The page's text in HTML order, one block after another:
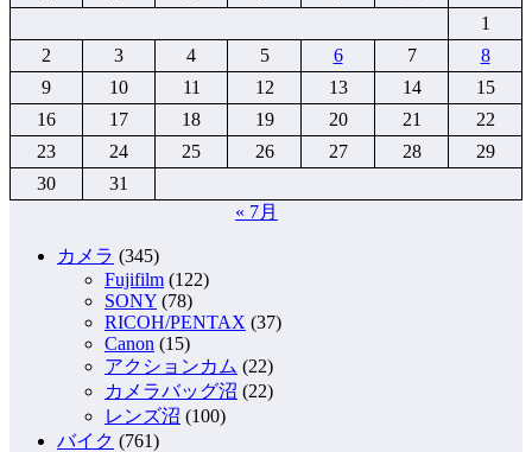
1
2
3 4 5 6 7
8
9
10 11 12 13 14
15
16
17 18 19 20 21
22
23
24 25 26 27 28
29
30
31
« 7月
カメラ (345)
Fujifilm (122)
SONY (78)
RICOH/PENTAX (37)
Canon (15)
アクションカム (22)
カメラバッグ沼 (22)
レンズ沼 (100)
バイク (761)